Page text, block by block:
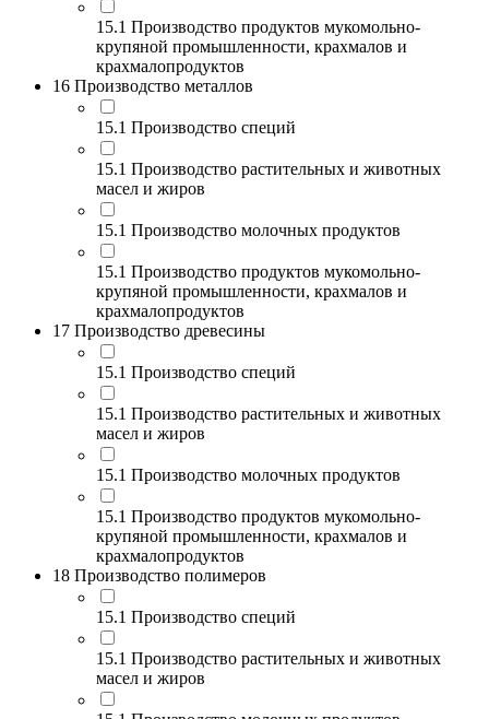
15.1 Производство продуктов мукомольно-
крупяной промышленности, крахмалов и
крахмалопродуктов
16 Производство металлов
15.1 Производство специй
15.1 Производство растительных и животных
масел и жиров
15.1 Производство молочных продуктов
15.1 Производство продуктов мукомольно-
крупяной промышленности, крахмалов и
крахмалопродуктов
17 Производство древесины
15.1 Производство специй
15.1 Производство растительных и животных
масел и жиров
15.1 Производство молочных продуктов
15.1 Производство продуктов мукомольно-
крупяной промышленности, крахмалов и
крахмалопродуктов
18 Производство полимеров
15.1 Производство специй
15.1 Производство растительных и животных
масел и жиров